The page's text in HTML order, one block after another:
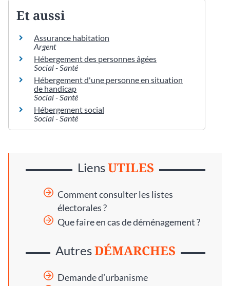
Et aussi
Assurance habitation
Argent
Hébergement des personnes âgées
Social - Santé
Hébergement d'une personne en situation
de handicap
Social - Santé
Hébergement social
Social - Santé
LiensUTILES
Comment consulter les listes
électorales ?
Que faire en cas de déménagement ?
AutresDÉMARCHES
Demande d’urbanisme